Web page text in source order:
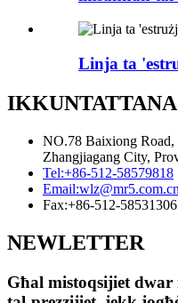
Linja ta
IKKUNTATTANA
NO.78 Baixiong Road,
Zhangjiagang City,
Tel:+86-512-58579818
Email:wlz@mr5.com.cn
Fax:+86-512-58531306
NEWLETTER
Għal mistoqsijiet